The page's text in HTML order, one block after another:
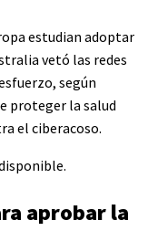
estudian adoptar
vetó las redes
según
proteger la salud
el ciberacoso.
aprobar la